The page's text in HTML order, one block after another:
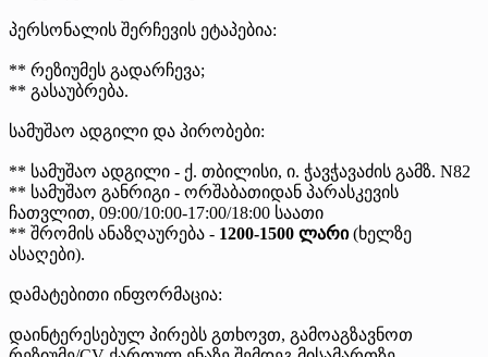
პერსონალის შერჩევის ეტაპებია:
** რეზიუმეს გადარჩევა;
** გასაუბრება.
სამუშაო ადგილი და პირობები:
** სამუშაო ადგილი - ქ. თბილისი, ი. ჭავჭავაძის გამზ. N82
** სამუშაო განრიგი - ორშაბათიდან პარასკევის
ჩათვლით, 09:00/10:00-17:00/18:00 საათი
** შრომის ანაზღაურება - 1200-1500 ლარი(ხელზე
ასაღები).
დამატებითი ინფორმაცია:
დაინტერესებულ პირებს გთხოვთ, გამოაგზავნოთ